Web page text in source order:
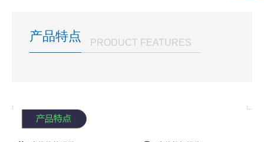
产品特点 PRODUCT FEATURES